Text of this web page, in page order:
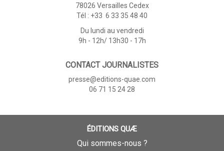
78026 Versailles Cedex
Tél : +33 6 33 35 48 40
Du lundi au vendredi
9h - 12h/ 13h30 - 17h
CONTACT JOURNALISTES
presse@editions-quae.com
06 71 15 24 28
ÉDITIONS QUÆ
Qui sommes-nous ?